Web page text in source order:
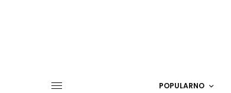
POPULARNO